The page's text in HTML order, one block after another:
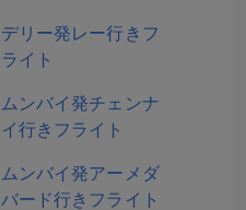
デリー発レー行きフ
ライト
ムンバイ発チェンナ
イ行きフライト
ムンバイ発アーメダ
バード行きフライト